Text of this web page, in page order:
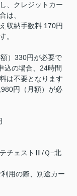
、クレジットカー
は、
収納手数料 170円
。
）330円が必要で
込の場合、24時間
は不要となります
円（月額）が必
チェストⅢ/Ｑ−北
用の際、別途カー